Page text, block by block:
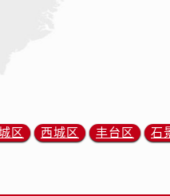
区 西城区 丰台区 石